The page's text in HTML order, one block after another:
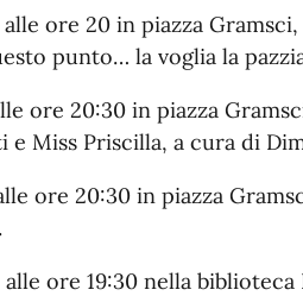
alle ore 20 in piazza
punto… la voglia la
ore 20:30 in piazza
Miss Priscilla, a cura di
ore 20:30 in piazza
alle ore 19:30 nella